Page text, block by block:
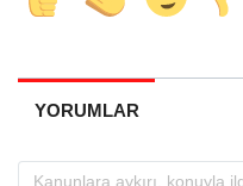
YORUMLAR